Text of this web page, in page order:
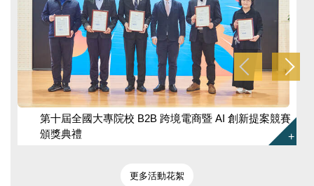
第十屆全國大專院校 B2B 跨境電商暨 AI 創新提案競賽
頒獎典禮
更多活動花絮